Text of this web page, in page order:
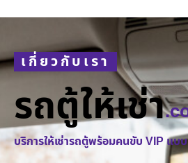
เกี่ยวกับเรา
รถตู้ให้เช่า
บริการให้เช่ารถตู้พร้อมคนขับ VIP แบ